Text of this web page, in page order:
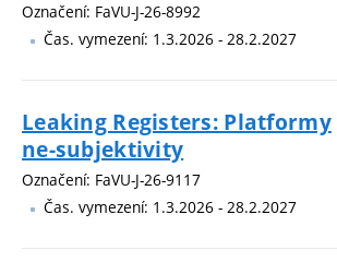
Označení: FaVU-J-26-8992
Čas. vymezení: 1.3.2026 - 28.2.2027
Leaking Registers: Platformy
ne‑subjektivity
Označení: FaVU-J-26-9117
Čas. vymezení: 1.3.2026 - 28.2.2027